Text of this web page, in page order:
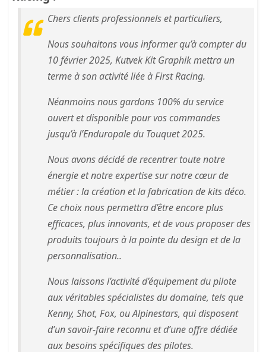
Chers clients professionnels et particuliers,
Nous souhaitons vous informer qu’à compter du
10 février 2025, Kutvek Kit Graphik mettra un
terme à son activité liée à First Racing.
Néanmoins nous gardons 100% du service
ouvert et disponible pour vos commandes
jusqu’à l’Enduropale du Touquet 2025.
Nous avons décidé de recentrer toute notre
énergie et notre expertise sur notre cœur de
métier : la création et la fabrication de kits déco.
Ce choix nous permettra d’être encore plus
efficaces, plus innovants, et de vous proposer des
produits toujours à la pointe du design et de la
personnalisation..
Nous laissons l’activité d’équipement du pilote
aux véritables spécialistes du domaine, tels que
Kenny, Shot, Fox, ou Alpinestars, qui disposent
d’un savoir-faire reconnu et d’une offre dédiée
aux besoins spécifiques des pilotes.